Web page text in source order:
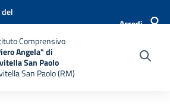
Accedi
Comprensivo
Angela" di
San Paolo
San Paolo (RM)